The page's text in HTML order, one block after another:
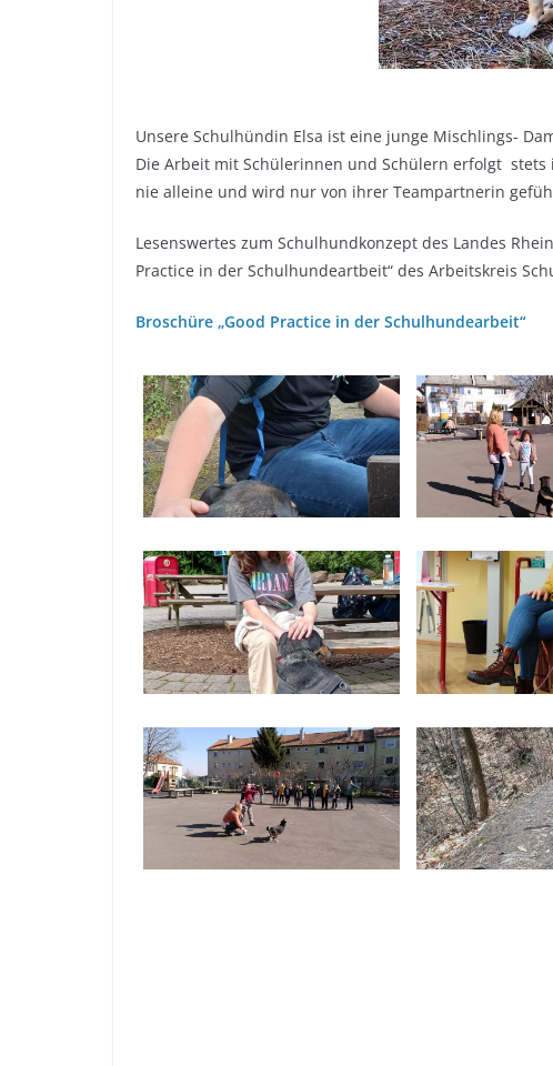
Unsere Schulhündin Elsa ist eine junge Mischlings-
Die Arbeit mit Schülerinnen und Schülern erfolgt
nie alleine und wird nur von ihrer Teampartnerin
Lesenswertes zum Schulhundkonzept des Landes
Practice in der Schulhundeartbeit“ des Arbeitskreis
Broschüre „Good Practice in der Schulhundearbeit“